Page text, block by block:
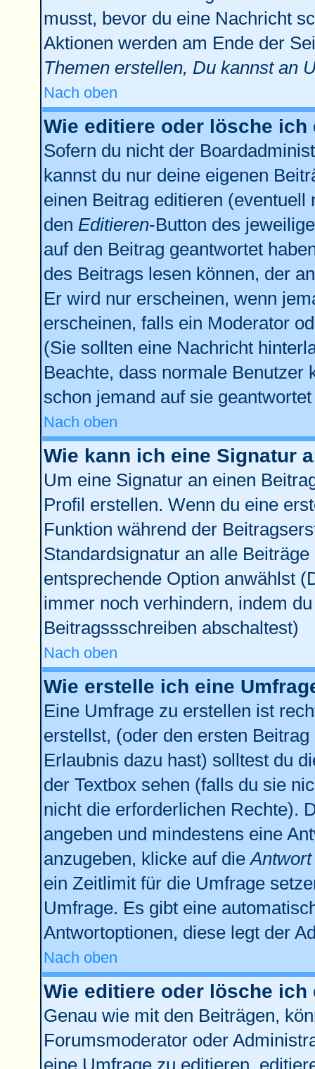
musst, bevor du eine Nachricht
Aktionen werden am Ende der
Themen erstellen, Du kannst an
Nach oben
Wie editiere oder lösche ich
Sofern du nicht der
kannst du nur deine eigenen
einen Beitrag editieren
den Editieren-Button des
auf den Beitrag geantwortet
des Beitrags lesen können, der
Er wird nur erscheinen, wenn
erscheinen, falls ein Moderator
(Sie sollten eine Nachricht
Beachte, dass normale Benutzer
schon jemand auf sie geantwortet
Nach oben
Wie kann ich eine Signatur
Um eine Signatur an einen
Profil erstellen. Wenn du eine
Funktion während der
Standardsignatur an alle
entsprechende Option anwählst
immer noch verhindern, indem
Beitragssschreiben abschaltest)
Nach oben
Wie erstelle ich eine
Eine Umfrage zu erstellen ist
erstellst, (oder den ersten
Erlaubnis dazu hast) solltest du
der Textbox sehen (falls du sie
nicht die erforderlichen Rechte).
angeben und mindestens eine
anzugeben, klicke auf die
ein Zeitlimit für die Umfrage
Umfrage. Es gibt eine
Antwortoptionen, diese legt der
Nach oben
Wie editiere oder lösche ich
Genau wie mit den Beiträgen,
Forumsmoderator oder
eine Umfrage zu editieren,